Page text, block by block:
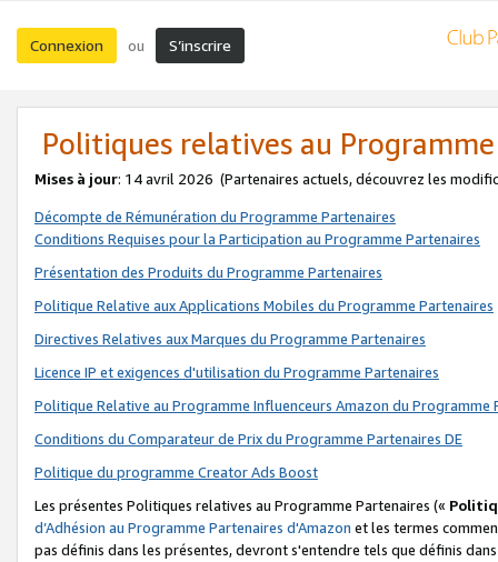
Connexion ou S’inscrire
Politiques relatives au
Mises à jour: 14 avril 2026 (Partenaires actuels, découvrez les
Décompte de Rémunération du Programme Partenaires
Conditions Requises pour la Participation au Programme Partenaires
Présentation des Produits du Programme Partenaires
Politique Relative aux Applications Mobiles du Programme Partenaires
Directives Relatives aux Marques du Programme Partenaires
Licence IP et exigences d'utilisation du Programme Partenaires
Politique Relative au Programme Influenceurs Amazon du Programme
Conditions du Comparateur de Prix du Programme Partenaires DE
Politique du programme Creator Ads Boost
Les présentes Politiques relatives au Programme Partenaires («
d’Adhésion au Programme Partenaires d'Amazon et les termes
pas définis dans les présentes, devront s'entendre tels que définis